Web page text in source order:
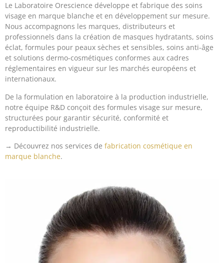
Le Laboratoire Orescience développe et fabrique des soins
visage en marque blanche et en développement sur mesure.
Nous accompagnons les marques, distributeurs et
professionnels dans la création de masques hydratants, soins
éclat, formules pour peaux sèches et sensibles, soins anti-âge
et solutions dermo-cosmétiques conformes aux cadres
réglementaires en vigueur sur les marchés européens et
internationaux.
De la formulation en laboratoire à la production industrielle,
notre équipe R&D conçoit des formules visage sur mesure,
structurées pour garantir sécurité, conformité et
reproductibilité industrielle.
→ Découvrez nos services de fabrication cosmétique en
marque blanche.